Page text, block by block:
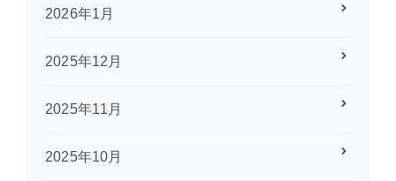
2026年1月
2025年12月
2025年11月
2025年10月